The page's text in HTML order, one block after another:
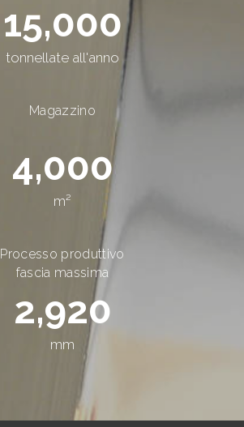
15,000
tonnellate all'anno
Magazzino
4,000
m²
Processo produttivo
fascia massima
2,920
mm